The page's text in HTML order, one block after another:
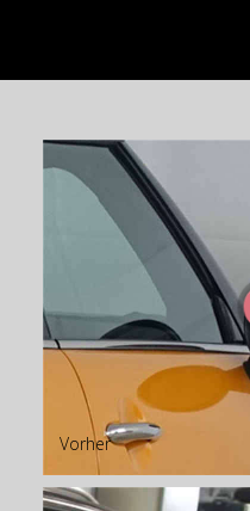
Vorher